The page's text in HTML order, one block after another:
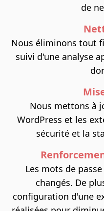
de
Nous éliminons tout
suivi d'une analyse
Nous mettons à
WordPress et les
sécurité et la
Les mots de
changés. De
configuration d'une